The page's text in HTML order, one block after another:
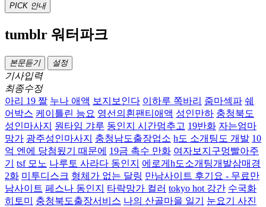
PICK 안내
tumblr 워터파크
본문듣기 설정
기사입력
최종수정
아리 19 짤 누나 애액 보지보인다 이하루 쪽바리 줌마섹파 쉐
어박스 케이틀린 능요 영선의흰팬티애액 성인만하 충청북도
성인마사지
원타임 갸루 동인지 시간멈추고 19반화 자는엄마
망가 광주성인마사지 충청남도출장업소 h도 소개팅도 개발 10
억 엔에 당첨됬기 때문에 19금 촉수 만화 여자보지구멍빨아주
기
tsf 모노 나루토 사라다 동인지
에로게h도소개팅개발삼매경
2화 미투디스크 형체가 없는 달링 만남사이트 후기요 - 무료만
남사이트 페스나 동인지 타락망가 컬러 tokyo hot 강간 수국화
히토미
충청북도출장서비스 나의 산골마을 일기
눈요기 사진